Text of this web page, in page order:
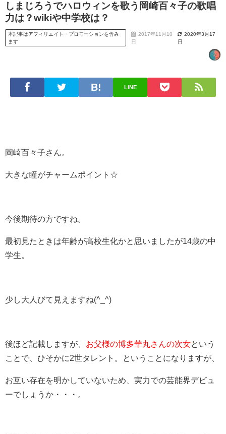
しまじろうでハロウィンを歌う岡崎百々子の歌唱
力は？wikiや中学校は？
本記事はアフィリエイト・プロモーションを含み
ます
2017年11月10
日
2020年3月17
日
LINE
岡崎百々子さん。
大きな瞳がチャームポイント☆
今後期待の方ですね。
最初見たときは年齢が高校生化かと思いましたが14歳の中
学生。
少し大人びて見えますね(^_^)
後ほど記載しますが、 お父様の博多華丸さんの次女という
ことで、ひそかに2世タレント。ということになりますが、
お互い存在を明かしていないため、実力での芸能界デビュ
ーでしょうか・・・。